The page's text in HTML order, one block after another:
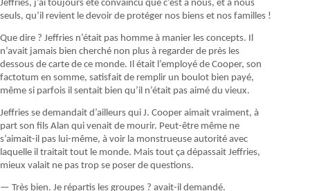
Jeffries, j’ai toujours été convaincu que c’est à nous, et à nous
seuls, qu’il revient le devoir de protéger nos biens et nos familles !
Que dire ? Jeffries n’était pas homme à manier les concepts. Il
n’avait jamais bien cherché non plus à regarder de près les
dessous de carte de ce monde. Il était l’employé de Cooper, son
factotum en somme, satisfait de remplir un boulot bien payé,
même si parfois il sentait bien qu’il n’était pas aimé du vieux.
Jeffries se demandait d’ailleurs qui J. Cooper aimait vraiment, à
part son fils Alan qui venait de mourir. Peut-être même ne
s’aimait-il pas lui-même, à voir la monstrueuse autorité avec
laquelle il traitait tout le monde. Mais tout ça dépassait Jeffries,
mieux valait ne pas trop se poser de questions.
— Très bien. Je répartis les groupes ? avait-il demandé.